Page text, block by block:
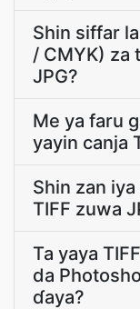
Shin siffar
/ CMYK) za
JPG?
Me ya faru
yayin canja
Shin zan
TIFF zuwa
Ta yaya
da
ɗaya?